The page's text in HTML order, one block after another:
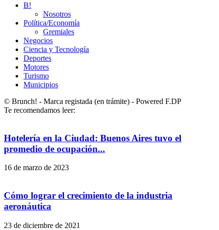
B!
Nosotros
Política/Economía
Gremiales
Negocios
Ciencia y Tecnología
Deportes
Motores
Turismo
Municipios
© Brunch! - Marca registada (en trámite) - Powered F.DP
Te recomendamos leer:
Hotelería en la Ciudad: Buenos Aires tuvo el
promedio de ocupación...
16 de marzo de 2023
Cómo lograr el crecimiento de la industria
aeronáutica
23 de diciembre de 2021